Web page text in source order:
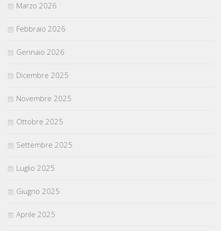
Marzo 2026
Febbraio 2026
Gennaio 2026
Dicembre 2025
Novembre 2025
Ottobre 2025
Settembre 2025
Luglio 2025
Giugno 2025
Aprile 2025